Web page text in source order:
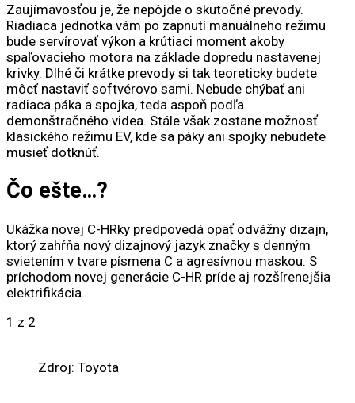
Zaujímavosťou je, že nepôjde o skutočné prevody.
Riadiaca jednotka vám po zapnutí manuálneho režimu
bude servírovať výkon a krútiaci moment akoby
spaľovacieho motora na základe dopredu nastavenej
krivky. Dlhé či krátke prevody si tak teoreticky budete
môcť nastaviť softvérovo sami. Nebude chýbať ani
radiaca páka a spojka, teda aspoň podľa
demonštračného videa. Stále však zostane možnosť
klasického režimu EV, kde sa páky ani spojky nebudete
musieť dotknúť.
Čo ešte…?
Ukážka novej C-HRky predpovedá opäť odvážny dizajn,
ktorý zahŕňa nový dizajnový jazyk značky s denným
svietením v tvare písmena C a agresívnou maskou. S
príchodom novej generácie C-HR príde aj rozšírenejšia
elektrifikácia.
1 z 2
Zdroj: Toyota